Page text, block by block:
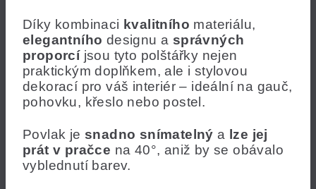
Díky kombinaci kvalitního materiálu,
elegantního designu a správných
proporcíjsou tyto polštářky nejen
praktickým doplňkem, ale i stylovou
dekorací pro váš interiér – ideální na gauč,
pohovku, křeslo nebo postel.
Povlak je snadno snímatelný a lze jej
prát v pračce na 40°, aniž by se obávalo
vyblednutí barev.